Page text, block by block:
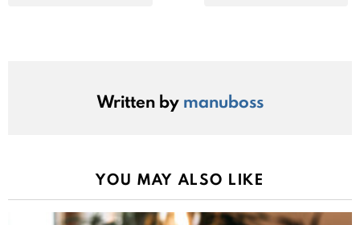
Written by manuboss
YOU MAY ALSO LIKE